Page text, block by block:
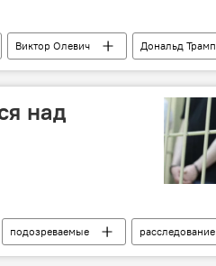
Виктор Олевич
Дональд Трамп
над
подозреваемые
расследование